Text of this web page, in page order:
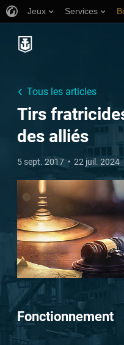
Jeux Services
Tous les articles
Tirs
des alliés
5 sept. 2017 22 juil. 2024
Fonctionnement